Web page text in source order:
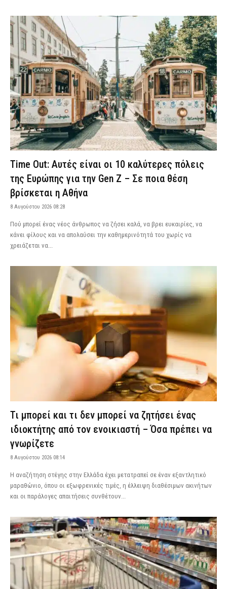
Time Out: Αυτές είναι οι 10 καλύτερες πόλεις
της Ευρώπης για την Gen Z – Σε ποια θέση
βρίσκεται η Αθήνα
8 Αυγούστου 2026 08:28
Πού μπορεί ένας νέος άνθρωπος να ζήσει καλά, να βρει ευκαιρίες, να
κάνει φίλους και να απολαύσει την καθημερινότητά του χωρίς να
χρειάζεται να...
Τι μπορεί και τι δεν μπορεί να ζητήσει ένας
ιδιοκτήτης από τον ενοικιαστή – Όσα πρέπει να
γνωρίζετε
8 Αυγούστου 2026 08:14
Η αναζήτηση στέγης στην Ελλάδα έχει μετατραπεί σε έναν εξαντλητικό
μαραθώνιο, όπου οι εξωφρενικές τιμές, η έλλειψη διαθέσιμων ακινήτων
και οι παράλογες απαιτήσεις συνθέτουν...